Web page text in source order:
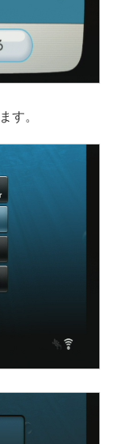
す。